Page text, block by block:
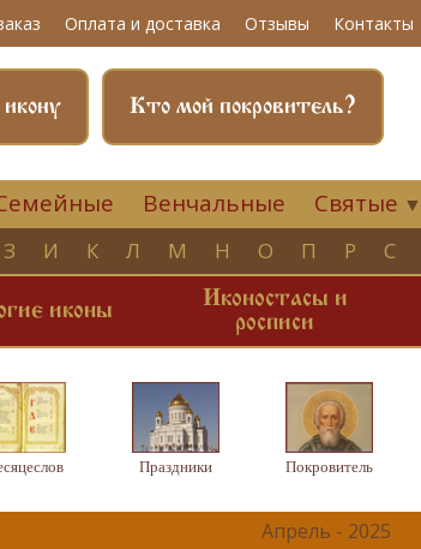
Оплата и доставка Отзывы Контакты
Кто мой покровитель?
Венчальные Святые ▼
З И К Л М Н О П Р С
иконы
Иконостасы и
росписи
Праздники Покровитель
Апрель - 2025